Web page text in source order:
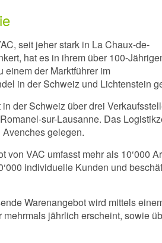
seit jeher stark in La Chaux-de-
hat es in ihrem über 100-
einem der Marktführer im
in der Schweiz und Lichtenstein
in der Schweiz über drei
sur-Lausanne. Das
gelegen.
von VAC umfasst mehr als 10‘000
individuelle Kunden und
Warenangebot wird mittels
mehrmals jährlich erscheint, sowie